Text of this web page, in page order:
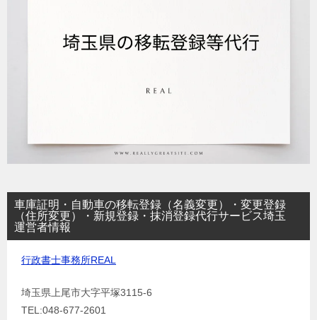
車庫証明・自動車の移転登録（名義変更）・変更登録
（住所変更）・新規登録・抹消登録代行サービス埼玉
運営者情報
行政書士事務所REAL
埼玉県上尾市大字平塚3115-6
TEL:048-677-2601